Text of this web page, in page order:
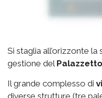
Si staglia all’orizzonte
gestione del Palazzetto
Il grande complesso di